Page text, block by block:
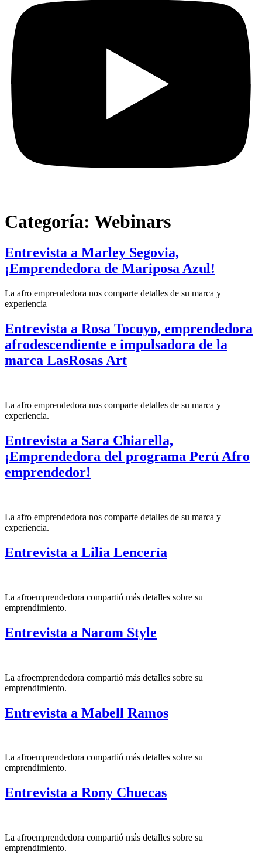
Categoría: Webinars
Entrevista a Marley Segovia,
¡Emprendedora de Mariposa Azul!
La afro emprendedora nos comparte detalles de su marca y
experiencia
Entrevista a Rosa Tocuyo, emprendedora
afrodescendiente e impulsadora de la
marca LasRosas Art
La afro emprendedora nos comparte detalles de su marca y
experiencia.
Entrevista a Sara Chiarella,
¡Emprendedora del programa Perú Afro
emprendedor!
La afro emprendedora nos comparte detalles de su marca y
experiencia.
Entrevista a Lilia Lencería
La afroemprendedora compartió más detalles sobre su
emprendimiento.
Entrevista a Narom Style
La afroemprendedora compartió más detalles sobre su
emprendimiento.
Entrevista a Mabell Ramos
La afroemprendedora compartió más detalles sobre su
emprendimiento.
Entrevista a Rony Chuecas
La afroemprendedora compartió más detalles sobre su
emprendimiento.